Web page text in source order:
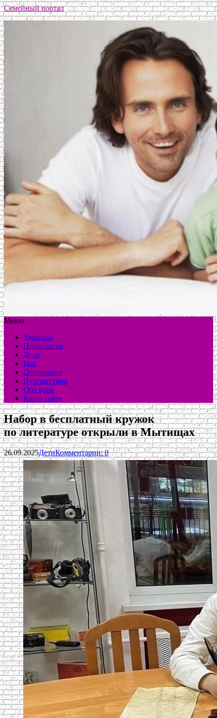
Семейный портал
Меню
Здоровье
Психология
Дети
Быт
Отношения
Путешествия
Обо всем
Карта сайта
Набор в бесплатный кружок
по литературе открыли в Мытищах
26.09.2025ДетиКомментарии: 0